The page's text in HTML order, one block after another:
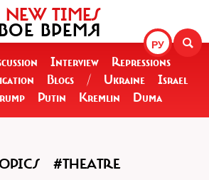
РУ
NEW TIMES
ВРЕМЯ
Interview
Repressions
Blogs / Ukraine
Israel
Putin Kremlin Duma
#THEATRE